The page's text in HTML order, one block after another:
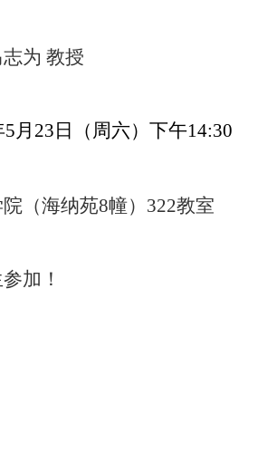
志为 教授
月23日（周六） 下午14:30
（海纳苑8幢）322教室
加！